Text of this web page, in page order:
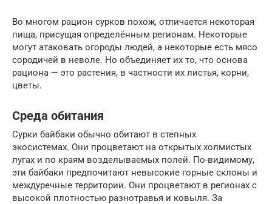
Во многом рацион сурков похож, отличается некоторая
пища, присущая определённым регионам. Некоторые
могут атаковать огороды людей, а некоторые есть мясо
сородичей в неволе. Но объединяет их то, что основа
рациона — это растения, в частности их листья, корни,
цветы.
Среда обитания
Сурки байбаки обычно обитают в степных
экосистемах. Они процветают на открытых холмистых
лугах и по краям возделываемых полей. По-видимому,
эти байбаки предпочитают невысокие горные склоны и
междуречные территории. Они процветают в регионах с
высокой плотностью разнотравья и ковыля. За